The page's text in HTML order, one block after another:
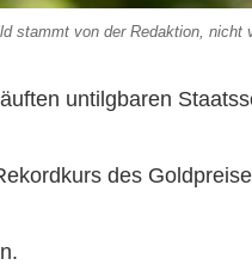
stammt von der Redaktion, nicht
untilgbaren
des